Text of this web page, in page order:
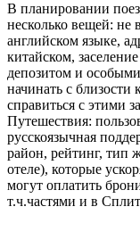
В планировании
несколько вещей: не
английском языке,
китайском,
депозитом и
начинать с
справиться с этими
Путешествия:
русскоязычная
район, рейтинг, тип
отеле), которые
могут оплатить
т.ч.частями и в